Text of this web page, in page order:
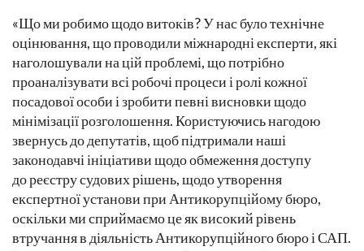
«Що ми робимо щодо витоків? У нас було технічне
оцінювання, що проводили міжнародні експерти, які
наголошували на цій проблемі, що потрібно
проаналізувати всі робочі процеси і ролі кожної
посадової особи і зробити певні висновки щодо
мінімізації розголошення. Користуючись нагодою
звернусь до депутатів, щоб підтримали наші
законодавчі ініціативи щодо обмеження доступу
до реєстру судових рішень, щодо утворення
експертної установи при Антикорупційому бюро,
оскільки ми сприймаємо це як високий рівень
втручання в діяльність Антикорупційного бюро і САП.